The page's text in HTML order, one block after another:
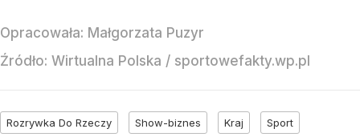
Opracowała: Małgorzata Puzyr
Źródło: Wirtualna Polska / sportowefakty.wp.pl
Rozrywka Do Rzeczy Show-biznes Kraj Sport